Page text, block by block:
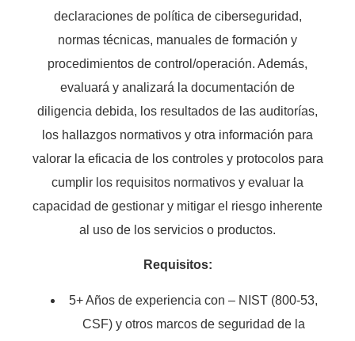
declaraciones de política de ciberseguridad,
normas técnicas, manuales de formación y
procedimientos de control/operación. Además,
evaluará y analizará la documentación de
diligencia debida, los resultados de las auditorías,
los hallazgos normativos y otra información para
valorar la eficacia de los controles y protocolos para
cumplir los requisitos normativos y evaluar la
capacidad de gestionar y mitigar el riesgo inherente
al uso de los servicios o productos.
Requisitos:
5+ Años de experiencia con – NIST (800-53,
CSF) y otros marcos de seguridad de la